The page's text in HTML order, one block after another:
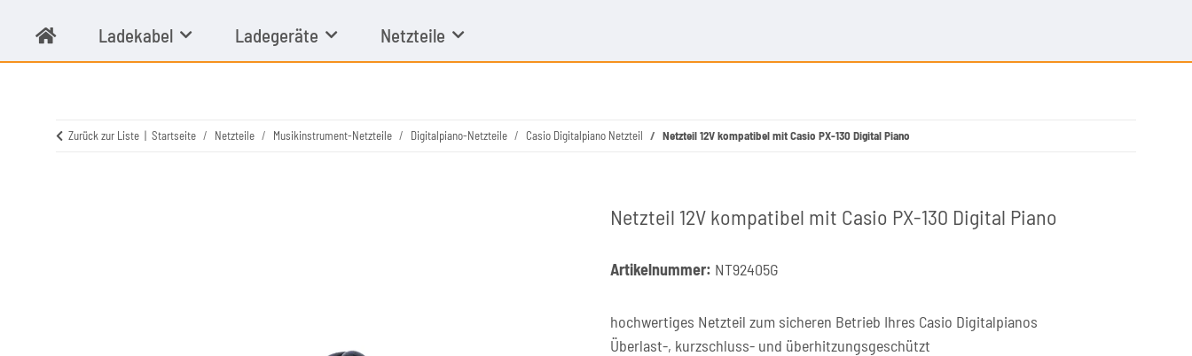
Ladekabel Ladegeräte Netzteile
Zurück zur Liste Startseite Netzteile Musikinstrument-Netzteile Digitalpiano-Netzteile Casio Digitalpiano Netzteil Netzteil 12V kompatibel mit Casio PX-130 Digital Piano
Netzteil 12V kompatibel mit Casio PX-130 Digital Piano
Artikelnummer: NT92405G
hochwertiges Netzteil zum sicheren Betrieb Ihres Casio Digitalpianos
Überlast-, kurzschluss- und überhitzungsgeschützt